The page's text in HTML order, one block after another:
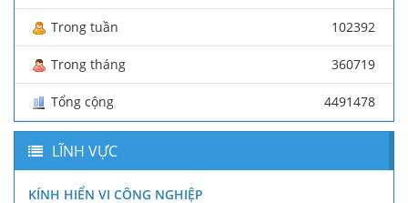
Trong tuần 102392
Trong tháng 360719
Tổng cộng 4491478
LĨNH VỰC
KÍNH HIỂN VI CÔNG NGHIỆP